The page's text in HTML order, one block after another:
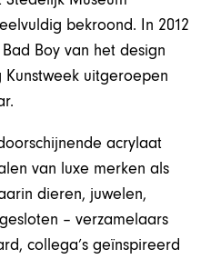
bekroond. In 2012
Boy van het design
uitgeroepen
acrylaat
van luxe merken als
dieren, juwelen,
– verzamelaars
collega’s geïnspireerd